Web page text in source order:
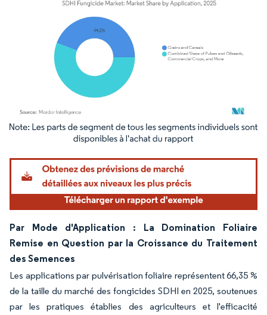
Image © Mordor Intelligence. La réutilisation nécessite une attribution sous CC BY
Par Mode d'Application : La Domination Foliaire
Remise en Question par la Croissance du Traitement
des Semences
Les applications par pulvérisation foliaire représentent 66,35 %
de la taille du marché des fongicides SDHI en 2025, soutenues
par les pratiques établies des agriculteurs et l'efficacité